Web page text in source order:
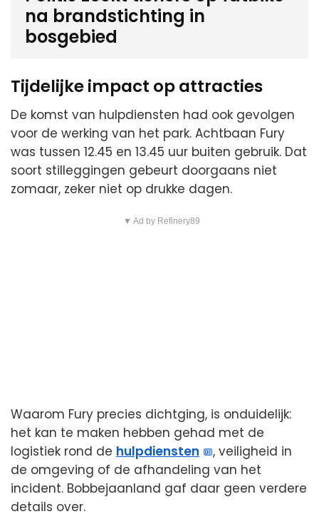
na brandstichting in
bosgebied
Tijdelijke impact op attracties
De komst van hulpdiensten had ook gevolgen
voor de werking van het park. Achtbaan Fury
was tussen 12.45 en 13.45 uur buiten gebruik. Dat
soort stilleggingen gebeurt doorgaans niet
zomaar, zeker niet op drukke dagen.
▼ Ad by Refinery89
Waarom Fury precies dichtging, is onduidelijk:
het kan te maken hebben gehad met de
logistiek rond de hulpdiensten
, veiligheid in
de omgeving of de afhandeling van het
incident. Bobbejaanland gaf daar geen verdere
details over.